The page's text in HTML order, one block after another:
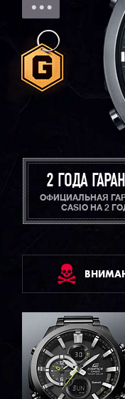
2 ГОДА
ОФИЦИАЛЬНАЯ
CASIO НА 2